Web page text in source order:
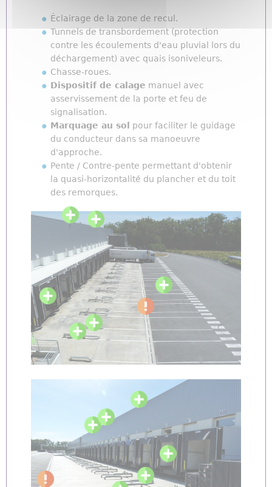
Éclairage de la zone de recul.
Tunnels de transbordement (protection
contre les écoulements d'eau pluvial lors du
déchargement) avec quais isoniveleurs.
Chasse-roues.
Dispositif de calage manuel avec
asservissement de la porte et feu de
signalisation.
Marquage au sol
pour faciliter le guidage
du conducteur dans sa manoeuvre
d'approche.
Pente / Contre-pente permettant d'obtenir
la quasi-horizontalité du plancher et du toit
des remorques.